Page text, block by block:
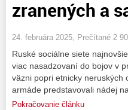
zranených a
24. februára 2025, Prečítané 2
Ruské sociálne siete
viac nasadzovaní do bojov v
väzni popri etnicky neruských
armáde predstavovali nádej
Pokračovanie článku